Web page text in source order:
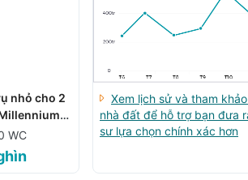
nhỏ cho 2
WC
Xem lịch sử và tham
nhà đất để hỗ trợ bạn đưa
sư lựa chọn chính xác hơn